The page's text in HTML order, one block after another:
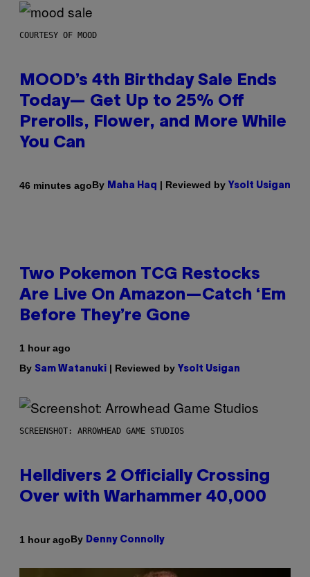
COURTESY OF MOOD
MOOD’s 4th Birthday Sale Ends
Today— Get Up to 25% Off
Prerolls, Flower, and More While
You Can
46 minutes agoBy Maha Haq | Reviewed by Ysolt Usigan
Two Pokemon TCG Restocks
Are Live On Amazon—Catch ‘Em
Before They’re Gone
1 hour ago
By Sam Watanuki | Reviewed by Ysolt Usigan
SCREENSHOT: ARROWHEAD GAME STUDIOS
Helldivers 2 Officially Crossing
Over with Warhammer 40,000
1 hour agoBy Denny Connolly